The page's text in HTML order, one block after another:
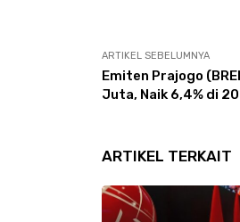
ARTIKEL SEBELUMNYA
Emiten Prajogo
Juta, Naik 6,4% di
ARTIKEL TERKAIT